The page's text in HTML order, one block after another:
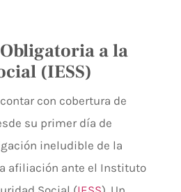
a la
(IESS)
con cobertura de
su primer día de
ineludible de la
afiliación ante el Instituto